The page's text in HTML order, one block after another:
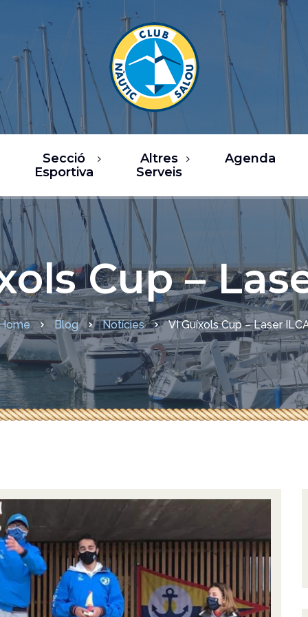
Secció
Esportiva
de Vela
Fitness
COVID-19
Altres
Serveis
Restaurants
Oci / Comerç
Xàrter i activitats
nàutiques
Serveis nàutics
Agenda
Cup –
Blog Notícies VI Guíxols Cup – Laser